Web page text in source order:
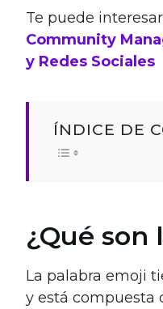
Te puede
Community
y Redes Sociales
ÍNDICE DE
¿Qué son
La palabra emoji
y está compuesta